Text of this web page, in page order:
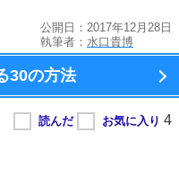
公開日：2017年12月28日
執筆者： 水口貴博
30の方法